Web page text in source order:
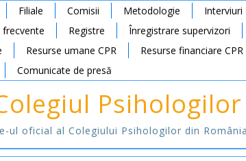
Filiale Comisii Metodologie Interviuri
Registre Înregistrare supervizori
Resurse umane CPR Resurse financiare CPR
Comunicate de presă
ul oficial al Colegiului Psihologilor din